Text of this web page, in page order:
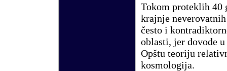
Tokom proteklih 40
krajnje
često i
oblasti, jer dovode
Opštu teoriju
kosmologija.